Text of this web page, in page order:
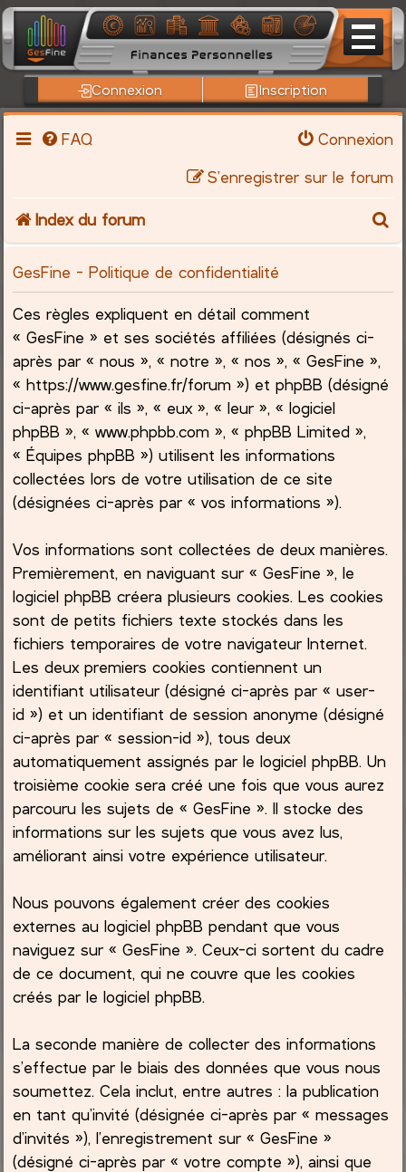
Connexion Inscription
FAQ
Connexion
S’enregistrer sur le forum
Index du forum
c
GesFine - Politique de confidentialité
Ces règles expliquent en détail comment
« GesFine » et ses sociétés affiliées (désignés ci-
après par « nous », « notre », « nos », « GesFine »,
« https://www.gesfine.fr/forum ») et phpBB (désigné
ci-après par « ils », « eux », « leur », « logiciel
phpBB », « www.phpbb.com », « phpBB Limited »,
« Équipes phpBB ») utilisent les informations
collectées lors de votre utilisation de ce site
(désignées ci-après par « vos informations »).
Vos informations sont collectées de deux manières.
Premièrement, en naviguant sur « GesFine », le
logiciel phpBB créera plusieurs cookies. Les cookies
sont de petits fichiers texte stockés dans les
fichiers temporaires de votre navigateur Internet.
Les deux premiers cookies contiennent un
identifiant utilisateur (désigné ci-après par « user-
id ») et un identifiant de session anonyme (désigné
ci-après par « session-id »), tous deux
automatiquement assignés par le logiciel phpBB. Un
troisième cookie sera créé une fois que vous aurez
parcouru les sujets de « GesFine ». Il stocke des
informations sur les sujets que vous avez lus,
améliorant ainsi votre expérience utilisateur.
Nous pouvons également créer des cookies
externes au logiciel phpBB pendant que vous
naviguez sur « GesFine ». Ceux-ci sortent du cadre
de ce document, qui ne couvre que les cookies
créés par le logiciel phpBB.
La seconde manière de collecter des informations
s’effectue par le biais des données que vous nous
soumettez. Cela inclut, entre autres : la publication
en tant qu’invité (désignée ci-après par « messages
d’invités »), l’enregistrement sur « GesFine »
(désigné ci-après par « votre compte »), ainsi que